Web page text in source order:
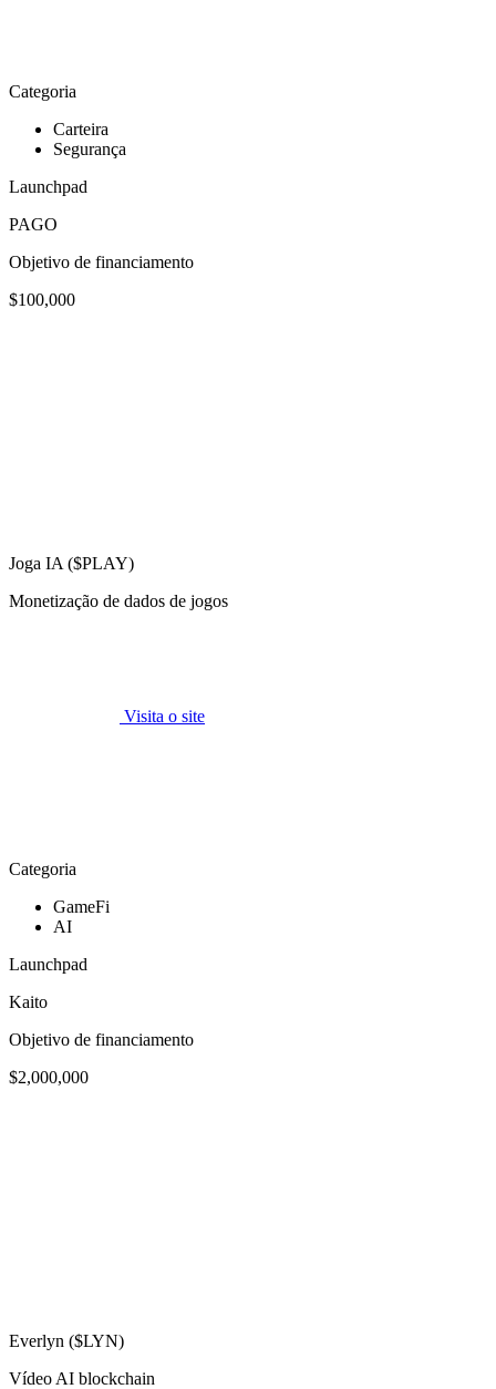
Categoria
Carteira
Segurança
Launchpad
PAGO
Objetivo de financiamento
$100,000
Joga IA ($PLAY)
Monetização de dados de jogos
Visita o site
Categoria
GameFi
AI
Launchpad
Kaito
Objetivo de financiamento
$2,000,000
Everlyn ($LYN)
Vídeo AI blockchain